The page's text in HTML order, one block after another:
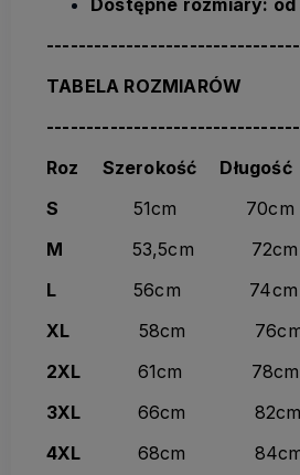
TABELA ROZMIARÓW
Roz Szerokość Długość
S 51cm 70cm
M 53,5cm 72cm
L
56cm 74cm
XL 58cm
2XL
61cm 78cm
3XL
66cm 82cm
4XL
68cm